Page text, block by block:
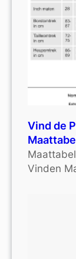
Vind de
Vinden